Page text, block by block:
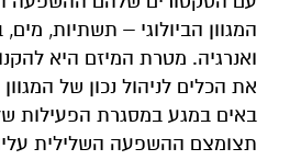
המגוון הביולוגי – תשתיות,
ואנרגיה. מטרת המיזם היא
את הכלים לניהול נכון של
באים במגע במסגרת הפעילות
תצומצם ההשפעה השלילית